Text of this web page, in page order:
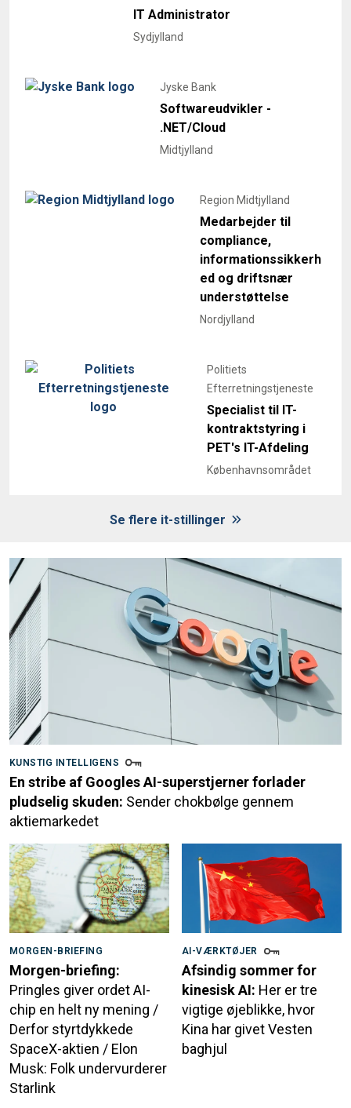
IT Administrator
Sydjylland
Jyske Bank
Softwareudvikler -
.NET/Cloud
Midtjylland
Region Midtjylland
Medarbejder til
compliance,
informationssikkerh
ed og driftsnær
understøttelse
Nordjylland
Politiets
Efterretningstjeneste
Specialist til IT-
kontraktstyring i
PET's IT-Afdeling
Københavnsområdet
Se flere it-stillinger
KUNSTIG INTELLIGENS
En stribe af Googles AI-superstjerner forlader
pludselig skuden: Sender chokbølge gennem
aktiemarkedet
MORGEN-BRIEFING
Morgen-briefing:
Pringles giver ordet AI-
chip en helt ny mening /
Derfor styrtdykkede
SpaceX-aktien / Elon
Musk: Folk undervurderer
Starlink
AI-VÆRKTØJER
Afsindig sommer for
kinesisk AI: Her er tre
vigtige øjeblikke, hvor
Kina har givet Vesten
baghjul